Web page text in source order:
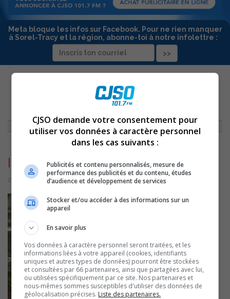
Meta bloque les infos sur Facebook. Pour ne rien manquer
à Sorel-Tracy et la région, abonne-toi à notre infolettre :
DES LANTERNES FLOTTANTES SERONT
DÉPOSÉES SUR LE RICHELIEU LE 10 SEPTEMBRE POUR LA PRÉVENTION
IMG_1168(redim)
2 septembre 2016 | Par Journaliste CJSO
CJSO demande votre consentement pour
utiliser vos données à caractère personnel
dans les cas suivants :
Publicités et contenu personnalisés, mesure de
performance des publicités et du contenu, études
d’audience et développement de services
Stocker et/ou accéder à des informations sur un
appareil
En savoir plus
Vos données à caractère personnel seront traitées, et les
informations liées à votre appareil (cookies, identifiants
uniques et autres types de données) pourront être stockées
et consultées par 66 partenaires, ainsi que partagées avec lui,
ou utilisées spécifiquement par ce site. Nos partenaires et
nous-mêmes sommes susceptibles d'utiliser des données de
géolocalisation précises. Liste des partenaires.